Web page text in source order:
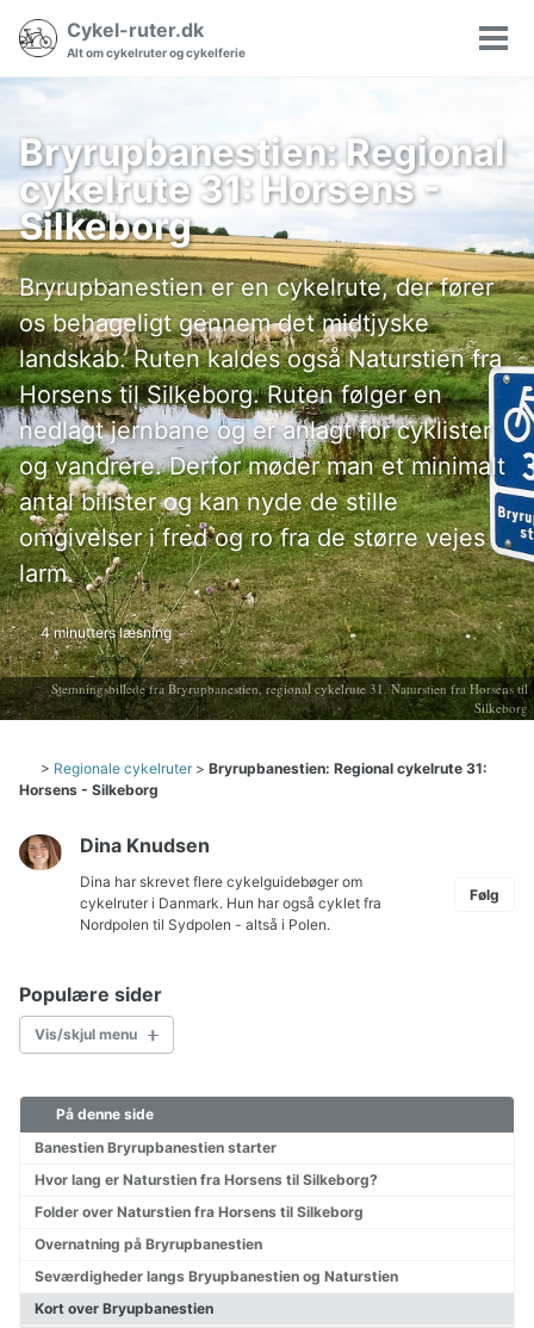
hovedmenuen
indholdet
sidefoden
Cykel-ruter.dk
Alt om cykelruter og cykelferie
SøgningVis/
Bryrupbanestien: Regional
cykelrute 31: Horsens -
Silkeborg
Bryrupbanestien er en cykelrute, der fører
os behageligt gennem det midtjyske
landskab. Ruten kaldes også Naturstien fra
Horsens til Silkeborg. Ruten følger en
nedlagt jernbane og er anlagt for cyklister
og vandrere. Derfor møder man et minimalt
antal bilister og kan nyde de stille
omgivelser i fred og ro fra de større vejes
larm.
4 minutters læsning
Stemningsbillede fra Bryrupbanestien, regional cykelrute 31. Naturstien fra Horsens til
Silkeborg
> Regionale cykelruter > Bryrupbanestien: Regional cykelrute 31:
Horsens - Silkeborg
Dina Knudsen
Dina har skrevet flere cykelguidebøger om
cykelruter i Danmark. Hun har også cyklet fra
Nordpolen til Sydpolen - altså i Polen.
Følg
Populære sider
Vis/skjul menu
Cykelkort Danmark
Børn på cykeltur
Planlægning af cykelturen
Valg af cykel
Påklædning til cykelturen
På denne side
Banestien Bryrupbanestien starter
Hvor lang er Naturstien fra Horsens til Silkeborg?
Folder over Naturstien fra Horsens til Silkeborg
Overnatning på Bryrupbanestien
Seværdigheder langs Bryupbanestien og Naturstien
Kort over Bryupbanestien